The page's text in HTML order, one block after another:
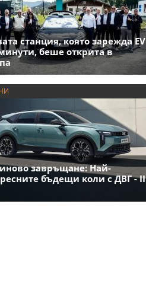
станция, която зарежда EV
беше открита в
завръщане: Най-
бъдещи коли с ДВГ - II